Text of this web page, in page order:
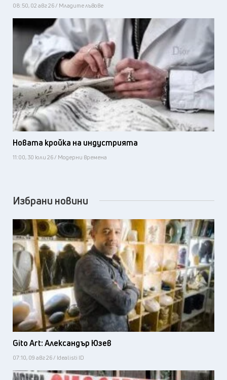
08:50, 02 авг 26 / Младите лъвове
Новата кройка на индустрията
11:00, 30 юли 26 / Модерни времена
Избрани новини
Gito Art: Александър Юзев
07:10, 09 авг 26 / Idealisti ID